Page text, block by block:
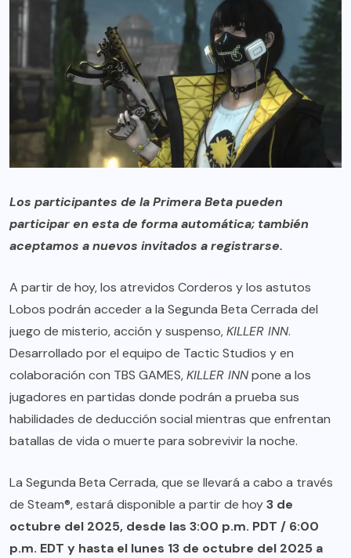
Los participantes de la Primera Beta pueden
participar en esta de forma automática; también
aceptamos a nuevos invitados a registrarse.
A partir de hoy, los atrevidos Corderos y los astutos
Lobos podrán acceder a la Segunda Beta Cerrada del
juego de misterio, acción y suspenso,KILLER INN.
Desarrollado por el equipo de Tactic Studios y en
colaboración con TBS GAMES,KILLER INNpone a los
jugadores en partidas donde podrán a prueba sus
habilidades de deducción social mientras que enfrentan
batallas de vida o muerte para sobrevivir la noche.
La Segunda Beta Cerrada, que se llevará a cabo a través
de Steam®, estará disponible a partir de hoy3 de
octubre del 2025, desde las 3:00 p.m. PDT / 6:00
p.m. EDT y hasta el lunes 13 de octubre del 2025 a